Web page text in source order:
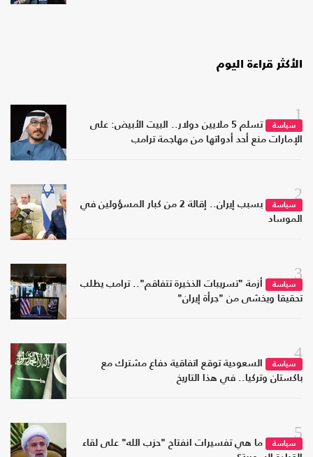
الأكثر قراءة اليوم
1
سياسة
تسلم 5 ملايين دولار.. البيت الأبيض: على
الإمارات منع أحد أدواتها من مهاجمة ترامب
2
سياسة
بسبب إيران.. إقالة 2 من كبار المسؤولين في
الموساد
3
سياسة
أزمة "تسريبات الذخيرة تتفاقم".. ترامب يطلب
تحقيقا ويخشى من "جرأة إيران"
4
سياسة
السعودية توقع اتفاقية دفاع مشترك مع
باكستان وتركيا.. في هذا التاريخ
5
سياسة
ما هي تفسيرات انفتاح "حزب الله" على لقاء